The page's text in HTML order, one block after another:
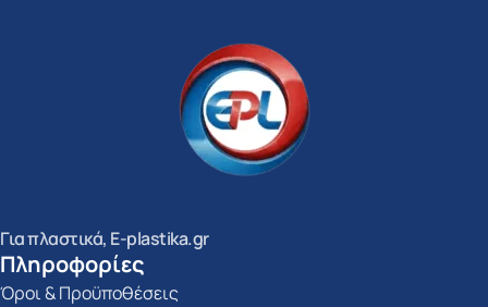
Για πλαστικά, E-plastika.gr
Πληροφορίες
Όροι & Προϋποθέσεις